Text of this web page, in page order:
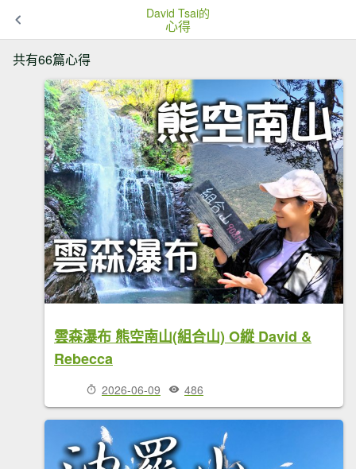
David Tsai的
心得
共有66篇心得
雲森瀑布 熊空南山(組合山) O縱 David &
Rebecca
2026-06-09 486